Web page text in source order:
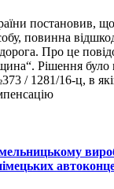
постановив, що
повинна
Про це
Рішення було
/ 1281/16-ц, в